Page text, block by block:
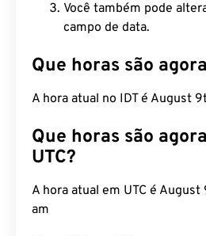
Você também pode
campo de data.
Que horas são
A hora atual no IDT é August
Que horas são
UTC?
A hora atual em UTC é
am